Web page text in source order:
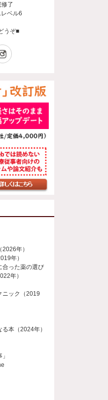
了
ベル6
うぞ■
年）
年）
合った薬の選び
年）
ニック（2019
本（2024年）